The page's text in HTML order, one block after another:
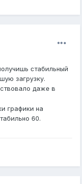
стабильный
загрузку.
даже в
графики на
60.